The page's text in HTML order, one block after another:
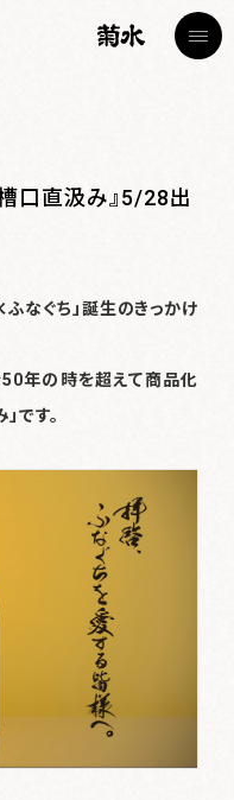
槽口直汲み』5/28出
なぐち」誕生のきっかけ
年の時を超えて商品化
です。